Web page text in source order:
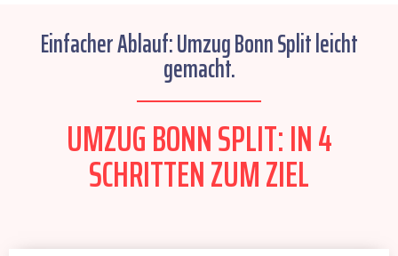
Einfacher Ablauf: Umzug Bonn Split leicht
gemacht.
UMZUG BONN SPLIT: IN 4
SCHRITTEN ZUM ZIEL